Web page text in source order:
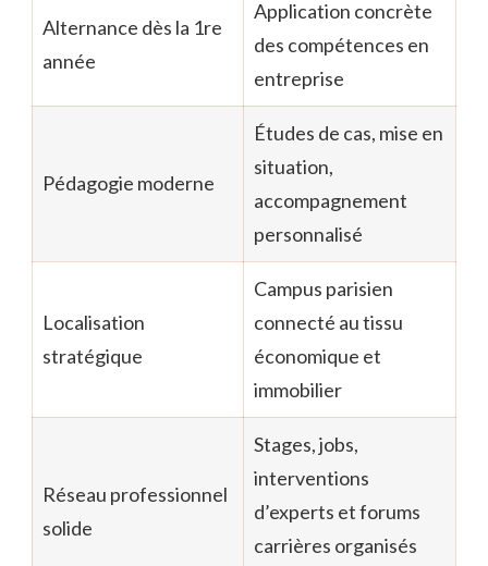
Alternance dès la 1re
année
Application concrète
des compétences en
entreprise
Pédagogie moderne
Études de cas, mise en
situation,
accompagnement
personnalisé
Localisation
stratégique
Campus parisien
connecté au tissu
économique et
immobilier
Réseau professionnel
solide
Stages, jobs,
interventions
d’experts et forums
carrières organisés